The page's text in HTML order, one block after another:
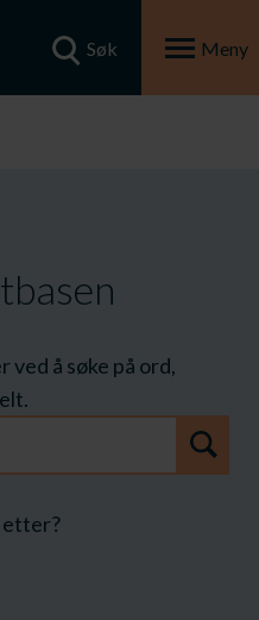
Søk Meny
å søke på ord,
etter?